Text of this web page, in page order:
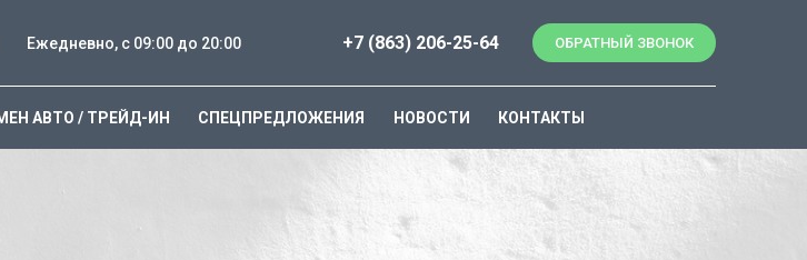
Ежедневно, с 09:00 до 20:00 +7 (863) 206-25-64 ОБРАТНЫЙ ЗВОНОК
АВТО / ТРЕЙД-ИН СПЕЦПРЕДЛОЖЕНИЯ НОВОСТИ КОНТАКТЫ